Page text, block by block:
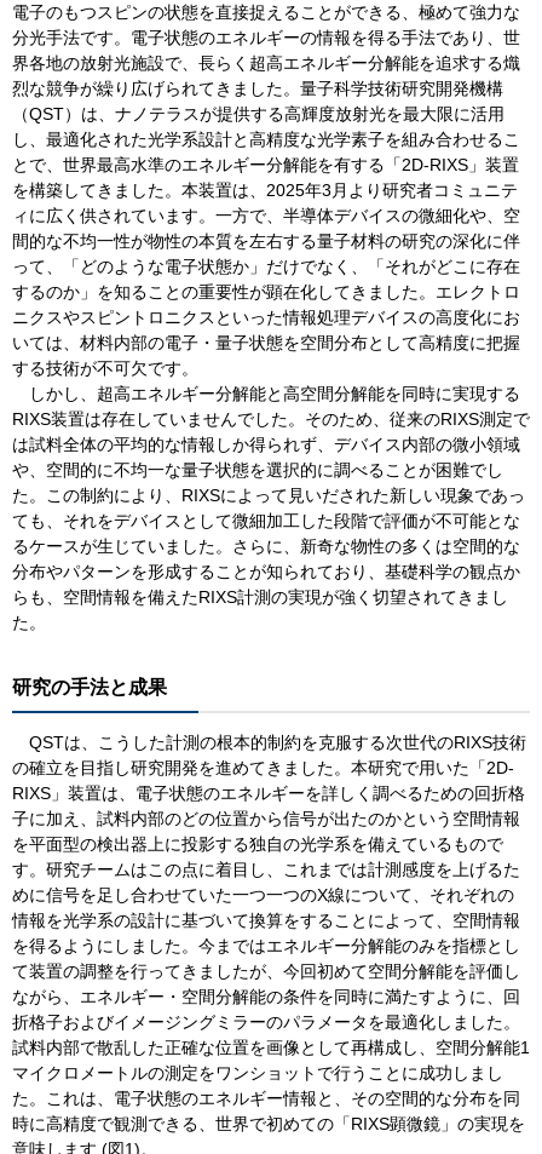
電子のもつスピンの状態を直接捉えることができる、極めて強力な
分光手法です。電子状態のエネルギーの情報を得る手法であり、世
界各地の放射光施設で、長らく超高エネルギー分解能を追求する熾
烈な競争が繰り広げられてきました。量子科学技術研究開発機構
（QST）は、ナノテラスが提供する高輝度放射光を最大限に活用
し、最適化された光学系設計と高精度な光学素子を組み合わせるこ
とで、世界最高水準のエネルギー分解能を有する「2D-RIXS」装置
を構築してきました。本装置は、2025年3月より研究者コミュニテ
ィに広く供されています。一方で、半導体デバイスの微細化や、空
間的な不均一性が物性の本質を左右する量子材料の研究の深化に伴
って、「どのような電子状態か」だけでなく、「それがどこに存在
するのか」を知ることの重要性が顕在化してきました。エレクトロ
ニクスやスピントロニクスといった情報処理デバイスの高度化にお
いては、材料内部の電子・量子状態を空間分布として高精度に把握
する技術が不可欠です。
しかし、超高エネルギー分解能と高空間分解能を同時に実現する
RIXS装置は存在していませんでした。そのため、従来のRIXS測定で
は試料全体の平均的な情報しか得られず、デバイス内部の微小領域
や、空間的に不均一な量子状態を選択的に調べることが困難でし
た。この制約により、RIXSによって見いだされた新しい現象であっ
ても、それをデバイスとして微細加工した段階で評価が不可能とな
るケースが生じていました。さらに、新奇な物性の多くは空間的な
分布やパターンを形成することが知られており、基礎科学の観点か
らも、空間情報を備えたRIXS計測の実現が強く切望されてきまし
た。
研究の手法と成果
QSTは、こうした計測の根本的制約を克服する次世代のRIXS技術
の確立を目指し研究開発を進めてきました。本研究で用いた「2D-
RIXS」装置は、電子状態のエネルギーを詳しく調べるための回折格
子に加え、試料内部のどの位置から信号が出たのかという空間情報
を平面型の検出器上に投影する独自の光学系を備えているもので
す。研究チームはこの点に着目し、これまでは計測感度を上げるた
めに信号を足し合わせていた一つ一つのX線について、それぞれの
情報を光学系の設計に基づいて換算をすることによって、空間情報
を得るようにしました。今まではエネルギー分解能のみを指標とし
て装置の調整を行ってきましたが、今回初めて空間分解能を評価し
ながら、エネルギー・空間分解能の条件を同時に満たすように、回
折格子およびイメージングミラーのパラメータを最適化しました。
試料内部で散乱した正確な位置を画像として再構成し、空間分解能1
マイクロメートルの測定をワンショットで行うことに成功しまし
た。これは、電子状態のエネルギー情報と、その空間的な分布を同
時に高精度で観測できる、世界で初めての「RIXS顕微鏡」の実現を
意味します (図1)。